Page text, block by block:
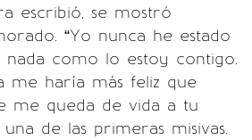
escribió, se mostró
“Yo nunca he estado
nada como lo estoy contigo.
me haría más feliz que
me queda de vida a tu
de las primeras misivas.